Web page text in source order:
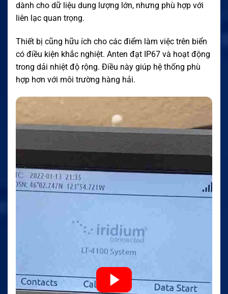
dành cho dữ liệu dung lượng lớn, nhưng phù hợp với
liên lạc quan trọng.
Thiết bị cũng hữu ích cho các điểm làm việc trên biển
có điều kiện khắc nghiệt. Anten đạt IP67 và hoạt động
trong dải nhiệt độ rộng. Điều này giúp hệ thống phù
hợp hơn với môi trường hàng hải.